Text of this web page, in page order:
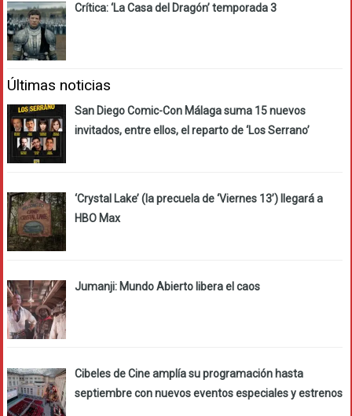
Crítica: ‘La Casa del Dragón’ temporada 3
Últimas noticias
San Diego Comic-Con Málaga suma 15 nuevos
invitados, entre ellos, el reparto de ‘Los Serrano’
‘Crystal Lake’ (la precuela de ‘Viernes 13’) llegará a
HBO Max
Jumanji: Mundo Abierto libera el caos
Cibeles de Cine amplía su programación hasta
septiembre con nuevos eventos especiales y estrenos